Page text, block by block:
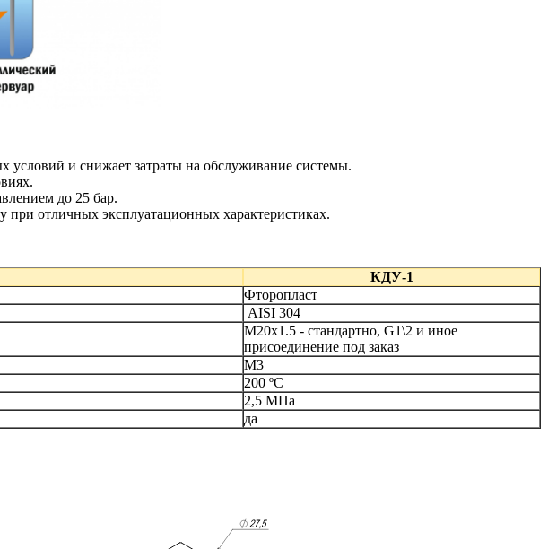
условий и снижает затраты на обслуживание системы.
до 25 бар.
отличных эксплуатационных характеристиках.
КДУ-1
Фторопласт
AISI 304
М20х1.5 - стандартно, G1\2 и иное
присоединение под заказ
М3
200 ºC
2,5 МПа
да